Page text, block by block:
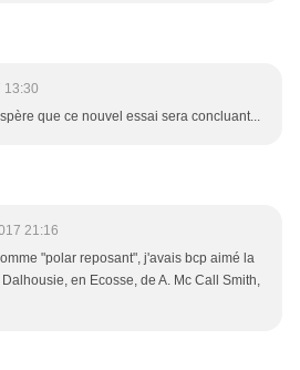
13:30
que ce nouvel essai sera concluant...
21:16
"polar reposant", j'avais bcp aimé la
en Ecosse, de A. Mc Call Smith,